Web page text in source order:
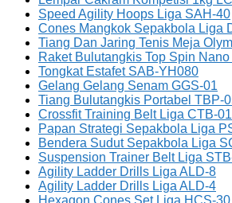
Speed Agility Hoops Liga SAH-40
Cones Mangkok Sepakbola Liga
Tiang Dan Jaring Tenis Meja
Raket Bulutangkis Top Spin Nano
Tongkat Estafet SAB-YH080
Gelang Gelang Senam GGS-01
Tiang Bulutangkis Portabel TBP-
Crossfit Training Belt Liga CTB-01
Papan Strategi Sepakbola Liga
Bendera Sudut Sepakbola Liga
Suspension Trainer Belt Liga
Agility Ladder Drills Liga ALD-8
Agility Ladder Drills Liga ALD-4